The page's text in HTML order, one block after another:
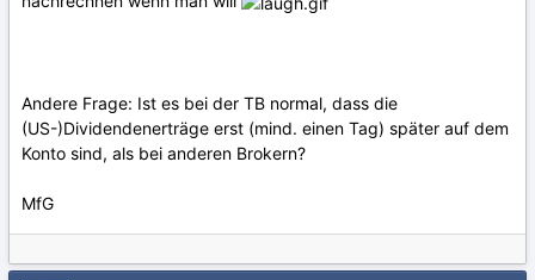
Andere Frage: Ist es bei der TB normal, dass die
(US-)Dividendenerträge erst (mind. einen Tag) später auf dem
Konto sind, als bei anderen Brokern?
MfG